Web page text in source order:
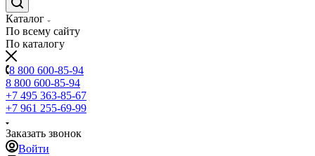
Каталог
По всему сайту
По каталогу
8 800 600-85-94
8 800 600-85-94
+7 495 363-85-67
+7 961 255-69-99
Заказать звонок
Войти